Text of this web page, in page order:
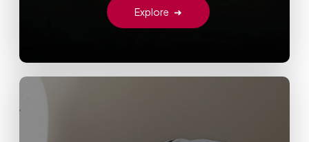
Explore ➜